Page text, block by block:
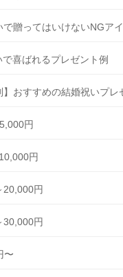
で贈ってはいけないNGア
喜ばれるプレゼント例
】おすすめの結婚祝いプレ
円
円
20,000円
30,000円
〜